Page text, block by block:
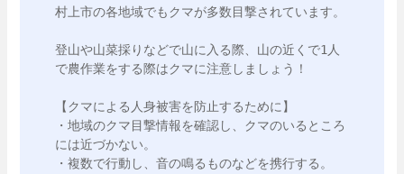
村上市の各地域でもクマが多数目撃されています。
登山や山菜採りなどで山に入る際、山の近くで1人
で農作業をする際はクマに注意しましょう！
【クマによる人身被害を防止するために】
・地域のクマ目撃情報を確認し、クマのいるところ
には近づかない。
・複数で行動し、音の鳴るものなどを携行する。